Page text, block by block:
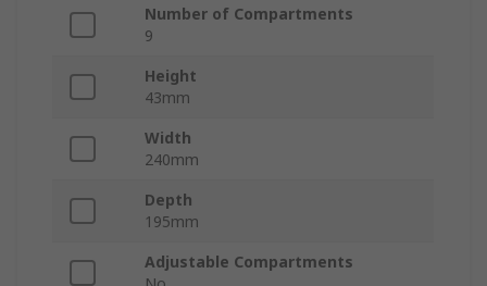
Number of Compartments
9
Height
43mm
Width
240mm
Depth
195mm
Adjustable Compartments